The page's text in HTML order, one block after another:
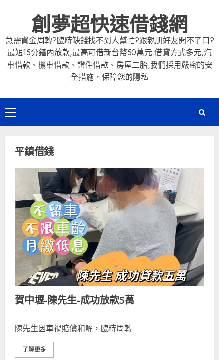
創夢超快速借錢網
急需資金周轉?臨時缺錢找不到人幫忙?跟親朋好友開不了口?
最短15分鐘內放款,最高可借新台幣50萬元,借貸方式多元,汽
車借款、機車借款、證件借款、房屋二胎,我們採用嚴密的安
全措施，保障您的隱私
Primary
Menu
平鎮借錢
賀中壢-陳先生-成功放款5萬
陳先生因車禍賠償和解，臨時周轉
了解更多